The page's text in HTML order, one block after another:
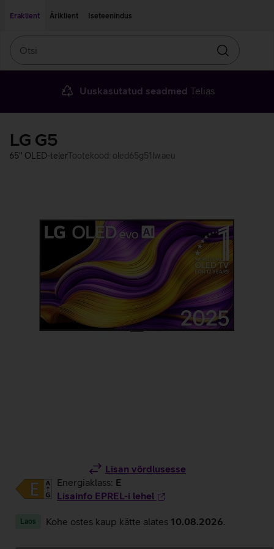
Eraklient
Äriklient Iseteenindus
Otsin
Uuskasutatud seadmed Telias
LG G5
65'' OLED-telerTootekood: oled65g51lw.aeu
Lisan võrdlusesse
Energiaklass: E
Lisainfo EPREL-i lehel
Laos Kohe ostes kaup kätte alates 10.08.2026